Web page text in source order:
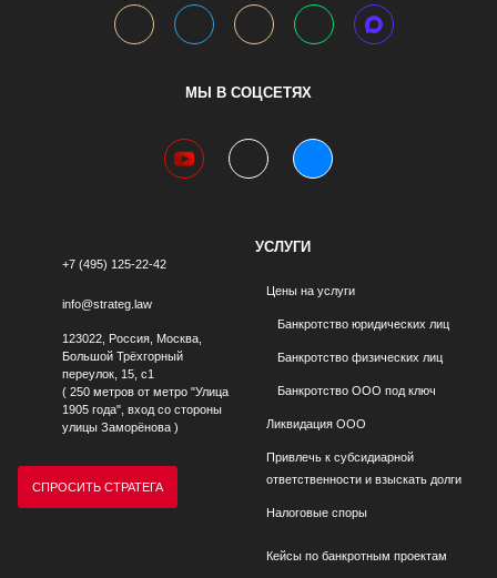
МЫ В СОЦСЕТЯХ
youtube telegramvk
+7 (495) 125-22-42
info@strateg.law
123022, Россия, Москва,
Большой Трёхгорный
переулок, 15, с1
( 250 метров от метро "Улица
1905 года", вход со стороны
улицы Заморёнова )
СПРОСИТЬ СТРАТЕГА
УСЛУГИ
Цены на услуги
Банкротство юридических лиц
Банкротство физических лиц
Банкротство ООО под ключ
Ликвидация ООО
Привлечь к субсидиарной
ответственности и взыскать долги
Налоговые споры
Кейсы по банкротным проектам